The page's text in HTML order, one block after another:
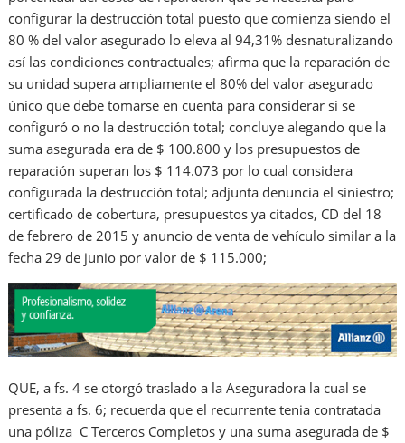
configurar la destrucción total puesto que comienza siendo el
80 % del valor asegurado lo eleva al 94,31% desnaturalizando
así las condiciones contractuales; afirma que la reparación de
su unidad supera ampliamente el 80% del valor asegurado
único que debe tomarse en cuenta para considerar si se
configuró o no la destrucción total; concluye alegando que la
suma asegurada era de $ 100.800 y los presupuestos de
reparación superan los $ 114.073 por lo cual considera
configurada la destrucción total; adjunta denuncia el siniestro;
certificado de cobertura, presupuestos ya citados, CD del 18
de febrero de 2015 y anuncio de venta de vehículo similar a la
fecha 29 de junio por valor de $ 115.000;
QUE, a fs. 4 se otorgó traslado a la Aseguradora la cual se
presenta a fs. 6; recuerda que el recurrente tenia contratada
una póliza C Terceros Completos y una suma asegurada de $